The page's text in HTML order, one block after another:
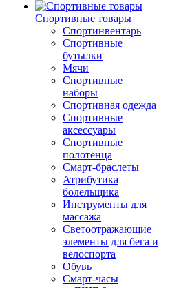
Спортивные товары
Спортинвентарь
Спортивные
бутылки
Мячи
Спортивные
наборы
Спортивная одежда
Спортивные
аксессуары
Спортивные
полотенца
Смарт-браслеты
Атрибутика
болельщика
Инструменты для
массажа
Светоотражающие
элементы для бега и
велоспорта
Обувь
Смарт-часы